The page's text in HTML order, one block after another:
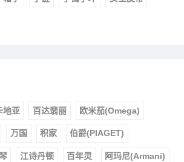
地亚 百达翡丽 欧米茄(Omega)
万国 积家 伯爵(PIAGET)
江诗丹顿 百年灵 阿玛尼(Armani)